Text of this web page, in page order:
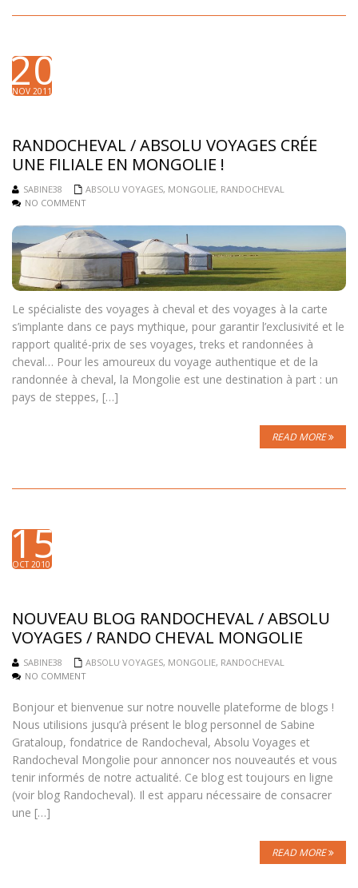
20
NOV 2011
RANDOCHEVAL / ABSOLU VOYAGES CRÉE
UNE FILIALE EN MONGOLIE !
SABINE38 ABSOLU VOYAGES, MONGOLIE, RANDOCHEVAL
NO COMMENT
Le spécialiste des voyages à cheval et des voyages à la carte
s’implante dans ce pays mythique, pour garantir l’exclusivité et le
rapport qualité-prix de ses voyages, treks et randonnées à
cheval… Pour les amoureux du voyage authentique et de la
randonnée à cheval, la Mongolie est une destination à part : un
pays de steppes, […]
READ MORE
15
OCT 2010
NOUVEAU BLOG RANDOCHEVAL / ABSOLU
VOYAGES / RANDO CHEVAL MONGOLIE
SABINE38 ABSOLU VOYAGES, MONGOLIE, RANDOCHEVAL
NO COMMENT
Bonjour et bienvenue sur notre nouvelle plateforme de blogs !
Nous utilisions jusqu’à présent le blog personnel de Sabine
Grataloup, fondatrice de Randocheval, Absolu Voyages et
Randocheval Mongolie pour annoncer nos nouveautés et vous
tenir informés de notre actualité. Ce blog est toujours en ligne
(voir blog Randocheval). Il est apparu nécessaire de consacrer
une […]
READ MORE